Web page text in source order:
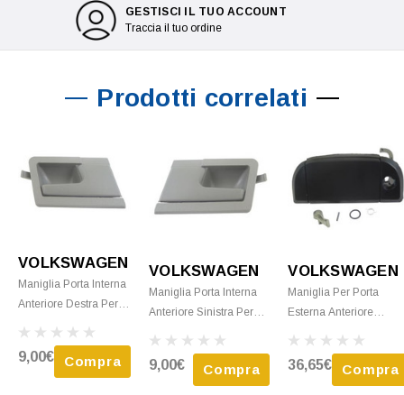
GESTISCI IL TUO ACCOUNT
Traccia il tuo ordine
Prodotti correlati
VOLKSWAGEN
Maniglia Porta Interna
Anteriore Destra Per
TRANSPORTER T4
Fase 1 1990-1996,
9,00€ Compra
VOLKSWAGEN
Maniglia Porta Interna
Anteriore Sinistra Per
TRANSPORTER T4
Fase 2 1996-2003,
9,00€ Compra
VOLKSWAGEN
Maniglia Per Porta
Esterna Anteriore
VOLKSWAGEN
TRANSPORTER T4
36,65€ Compra